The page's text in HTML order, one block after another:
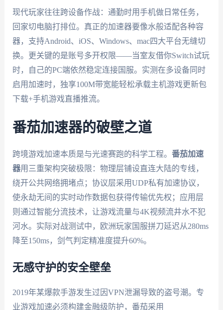
现代玩家往往跨设备作战：通勤时用手机做日常任务，
回家切电脑打排位。真正的加速器要像水般适配各种容
器，支持Android、iOS、Windows、mac四大平台无缝切
换。更关键的是账号多开权限——当室友借你Switch试玩
时，自己的PC端依然稳定连接国服。实测在多设备同时
启用加速时，独享100M带宽能轻松承载主机游戏更新包
下载+手机游戏直播推流。
番茄加速器的破壁之道
跨境游戏加速本质是与光速赛跑的科学工程。 番茄加速
器用三重架构突破极限：物理层铺设直连大陆的专线，
绕开公共网络拥堵点；协议层采用UDP私有加速协议，
使永劫无间的实时动作数据包获得传输优先权；应用层
则通过智能分流技术，让游戏流量与4K视频流井水不犯
河水。实际对战测试中，欧洲玩家国服拼刀延迟从280ms
降至150ms，剑气判定精准度提升60%。
无感守护的安全壁垒
2019年某爆款手游发生过因VPN泄漏导致的盗号潮。专
业游戏加速必须构建金融级防护，番茄采用